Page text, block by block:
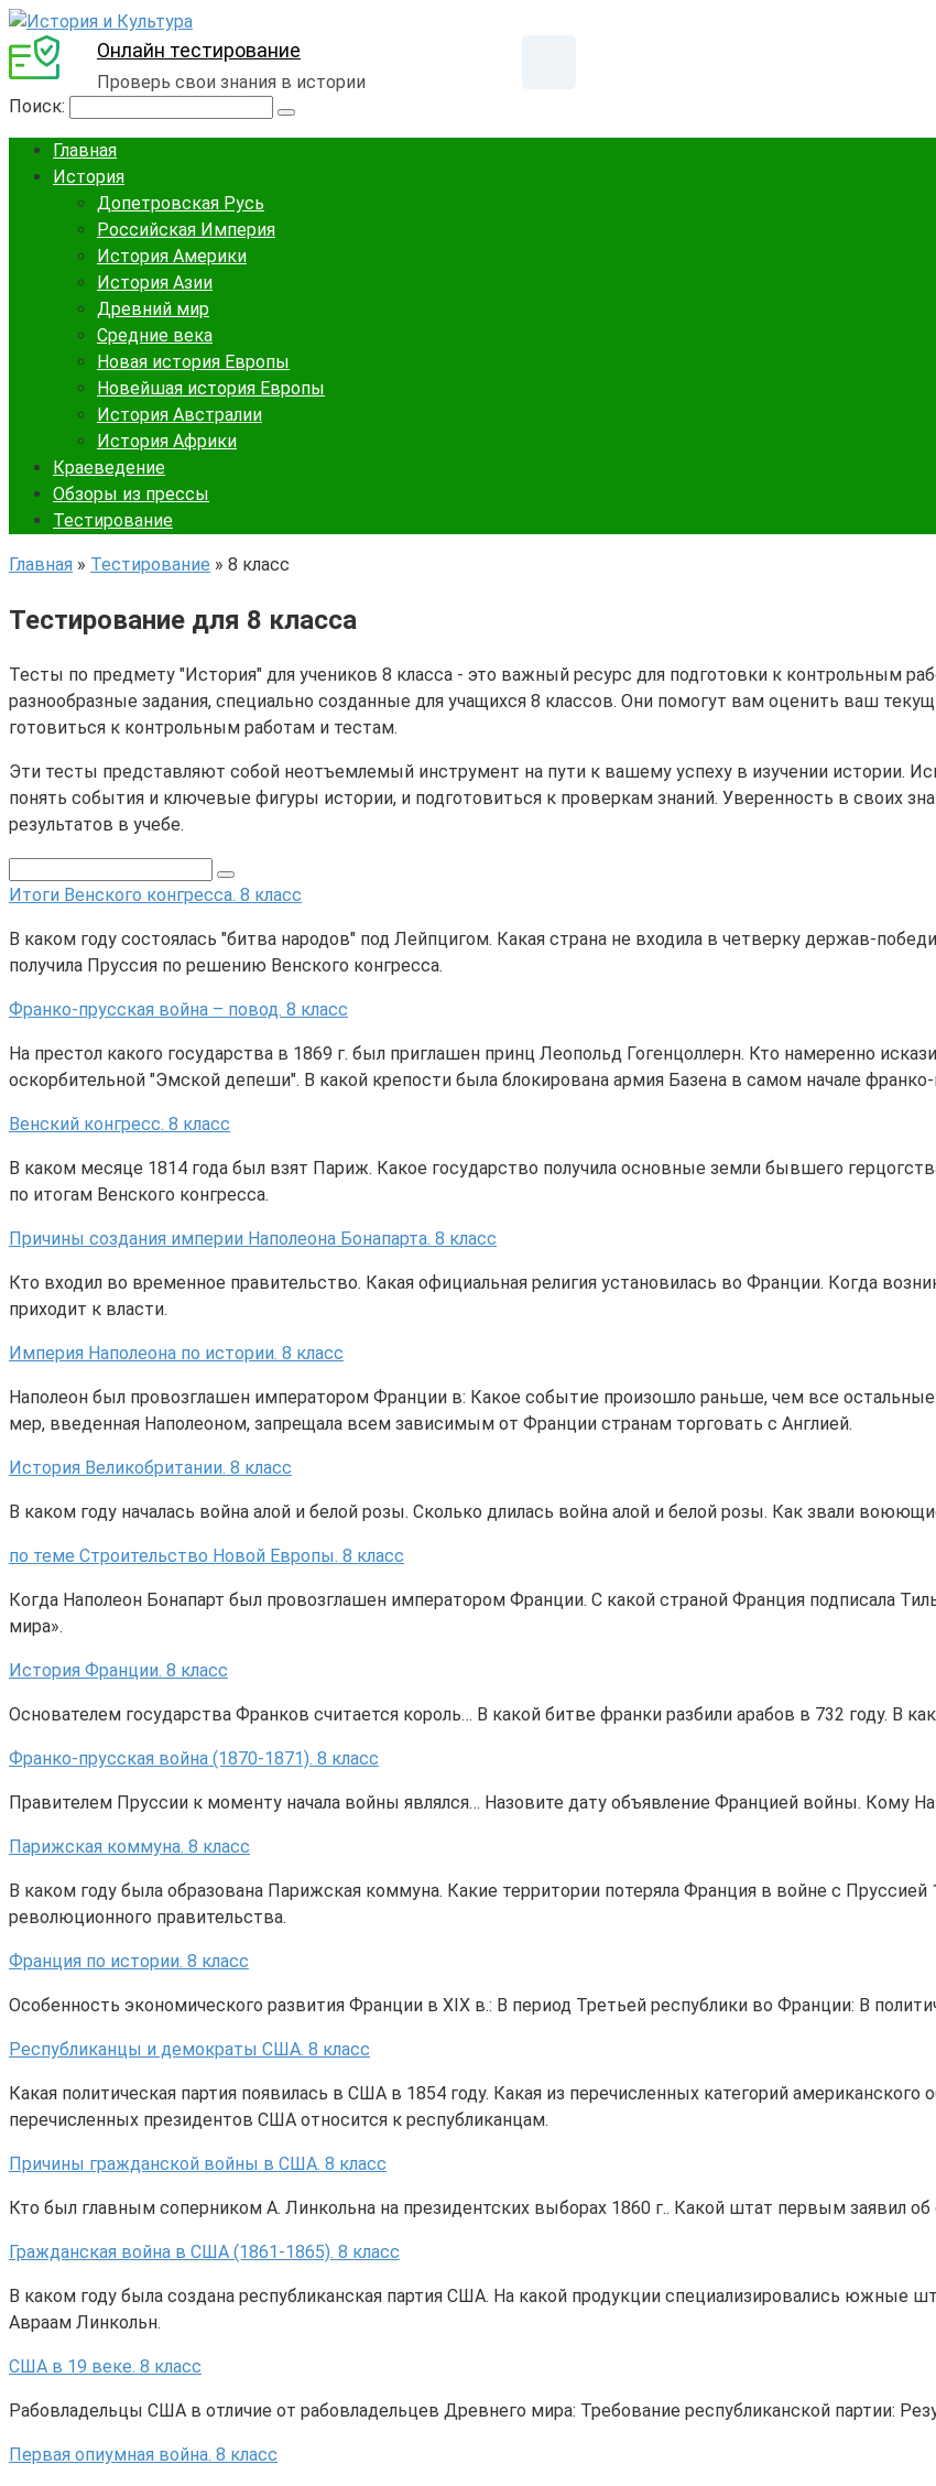
Онлайн тестирование
Проверь свои знания в истории
Поиск:
Главная
История
Допетровская Русь
Российская Империя
История Америки
История Азии
Древний мир
Средние века
Новая история Европы
Новейшая история Европы
История Австралии
История Африки
Краеведение
Обзоры из прессы
Тестирование
Главная » Тестирование » 8 класс
Тестирование для 8 класса
Тесты по предмету "История" для учеников 8 класса - это важный ресурс для подготовки к контрольным
разнообразные задания, специально созданные для учащихся 8 классов. Они помогут вам оценить ваш
готовиться к контрольным работам и тестам.
Эти тесты представляют собой неотъемлемый инструмент на пути к вашему успеху в изучении истории.
понять события и ключевые фигуры истории, и подготовиться к проверкам знаний. Уверенность в своих
результатов в учебе.
Итоги Венского конгресса. 8 класс
В каком году состоялась "битва народов" под Лейпцигом. Какая страна не входила в четверку держав-
получила Пруссия по решению Венского конгресса.
Франко-прусская война – повод. 8 класс
На престол какого государства в 1869 г. был приглашен принц Леопольд Гогенцоллерн. Кто намеренно
оскорбительной "Эмской депеши". В какой крепости была блокирована армия Базена в самом начале
Венский конгресс. 8 класс
В каком месяце 1814 года был взят Париж. Какое государство получила основные земли бывшего
по итогам Венского конгресса.
Причины создания империи Наполеона Бонапарта. 8 класс
Кто входил во временное правительство. Какая официальная религия установилась во Франции. Когда
приходит к власти.
Империя Наполеона по истории. 8 класс
Наполеон был провозглашен императором Франции в: Какое событие произошло раньше, чем все
мер, введенная Наполеоном, запрещала всем зависимым от Франции странам торговать с Англией.
История Великобритании. 8 класс
В каком году началась война алой и белой розы. Сколько длилась война алой и белой розы. Как звали
по теме Строительство Новой Европы. 8 класс
Когда Наполеон Бонапарт был провозглашен императором Франции. С какой страной Франция подписала
мира».
История Франции. 8 класс
Основателем государства Франков считается король… В какой битве франки разбили арабов в 732 году. В
Франко-прусская война (1870-1871). 8 класс
Правителем Пруссии к моменту начала войны являлся… Назовите дату объявление Францией войны. Кому
Парижская коммуна. 8 класс
В каком году была образована Парижская коммуна. Какие территории потеряла Франция в войне с
революционного правительства.
Франция по истории. 8 класс
Особенность экономического развития Франции в XIX в.: В период Третьей республики во Франции: В
Республиканцы и демократы США. 8 класс
Какая политическая партия появилась в США в 1854 году. Какая из перечисленных категорий
перечисленных президентов США относится к республиканцам.
Причины гражданской войны в США. 8 класс
Кто был главным соперником А. Линкольна на президентских выборах 1860 г.. Какой штат первым заявил
Гражданская война в США (1861-1865). 8 класс
В каком году была создана республиканская партия США. На какой продукции специализировались южные
Авраам Линкольн.
США в 19 веке. 8 класс
Рабовладельцы США в отличие от рабовладельцев Древнего мира: Требование республиканской партии:
Первая опиумная война. 8 класс